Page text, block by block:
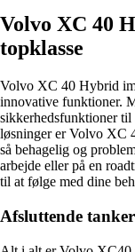
Volvo XC 40
topklasse
Volvo XC 40 Hybrid
innovative funktioner.
sikkerhedsfunktioner til
løsninger er Volvo XC
så behagelig og
arbejde eller på en
til at følge med dine
Afsluttende tanker